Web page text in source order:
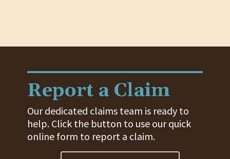
Report a Claim
Our dedicated claims team is ready to
help. Click the button to use our quick
online form to report a claim.